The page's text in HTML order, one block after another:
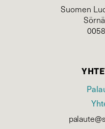
Suomen